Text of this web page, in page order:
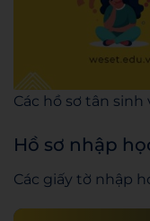
Các hồ sơ tân
Hồ sơ nhập
Các giấy tờ nhập